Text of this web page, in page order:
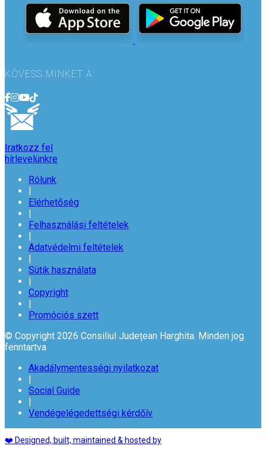
KÖVESS MINKET A
Iratkozz fel
hírlevelünkre
Rólunk
|
Elérhetőség
|
Felhasználási feltételek
|
Adatvédelmi feltételek
|
Sütik használata
|
Copyright
|
Promóciós szett
© Copyright 2026 Consiliul Județean Harghita. Minden jog
fenntartva
Akadálymentességi nyilatkozat
|
Social Guide
|
Vendégelégedettségi kérdőív
❤️ Designed, built, maintained & hosted by